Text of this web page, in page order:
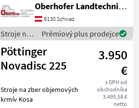
Schwadformbleche -
Breitverteiler - Hydraulische
Rückklappung sowie
seitliche Aufklappung
möglich
Oberhofer Landtechnik GmbH
6130 Schwaz
Stroje na
zber
objemových
krmív /
Pöttinger
Prémiový plus prodejce
Pöttinger
Novadisc 225
3.950
€
s DPH od
obchodníka
3.495,58 €
netto
Stroje na zber objemových
krmív Kosa